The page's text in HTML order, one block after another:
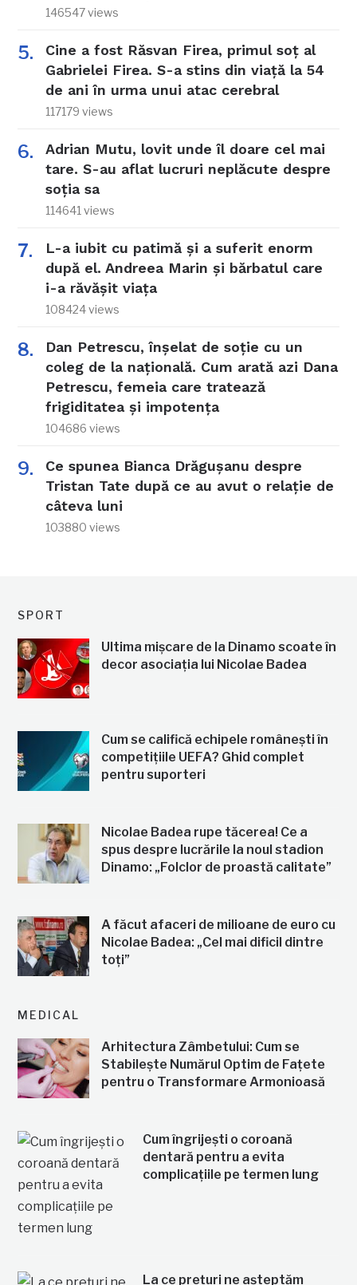
146547 views
Cine a fost Răsvan Firea, primul soț al
Gabrielei Firea. S-a stins din viață la 54
de ani în urma unui atac cerebral
117179 views
Adrian Mutu, lovit unde îl doare cel mai
tare. S-au aflat lucruri neplăcute despre
soția sa
114641 views
L-a iubit cu patimă și a suferit enorm
după el. Andreea Marin și bărbatul care
i-a răvășit viața
108424 views
Dan Petrescu, înșelat de soție cu un
coleg de la națională. Cum arată azi Dana
Petrescu, femeia care tratează
frigiditatea și impotența
104686 views
Ce spunea Bianca Drăgușanu despre
Tristan Tate după ce au avut o relație de
câteva luni
103880 views
SPORT
Ultima mișcare de la Dinamo scoate în
decor asociația lui Nicolae Badea
Cum se califică echipele românești în
competițiile UEFA? Ghid complet
pentru suporteri
Nicolae Badea rupe tăcerea! Ce a
spus despre lucrările la noul stadion
Dinamo: „Folclor de proastă calitate”
A făcut afaceri de milioane de euro cu
Nicolae Badea: „Cel mai dificil dintre
toți”
MEDICAL
Arhitectura Zâmbetului: Cum se
Stabilește Numărul Optim de Fațete
pentru o Transformare Armonioasă
Cum îngrijești o coroană
dentară pentru a evita
complicațiile pe termen lung
La ce prețuri ne așteptăm